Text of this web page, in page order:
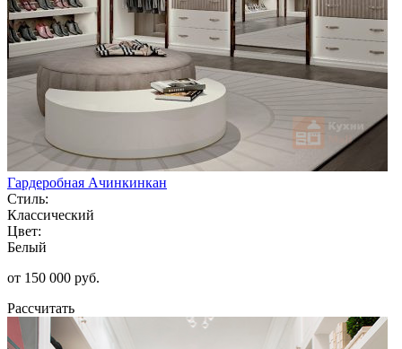
Гардеробная Ачинкинкан
Стиль:
Классический
Цвет:
Белый
от 150 000 руб.
Рассчитать